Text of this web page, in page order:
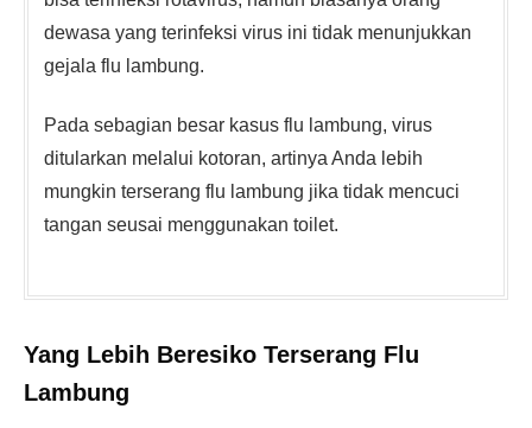
dewasa yang terinfeksi virus ini tidak menunjukkan
gejala flu lambung.
Pada sebagian besar kasus flu lambung, virus
ditularkan melalui kotoran, artinya Anda lebih
mungkin terserang flu lambung jika tidak mencuci
tangan seusai menggunakan toilet.
Yang Lebih Beresiko Terserang Flu
Lambung